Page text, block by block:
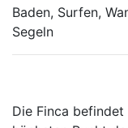
Baden, Surfen,
Segeln
Die Finca